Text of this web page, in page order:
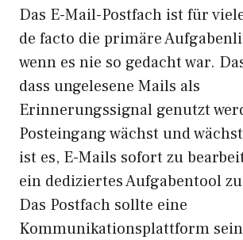
Das E-Mail-Postfach ist für
de facto die primäre
wenn es nie so gedacht war.
dass ungelesene Mails als
Erinnerungssignal genutzt
Posteingang wächst und
ist es, E-Mails sofort zu
ein dediziertes Aufgabentool
Das Postfach sollte eine
Kommunikationsplattform